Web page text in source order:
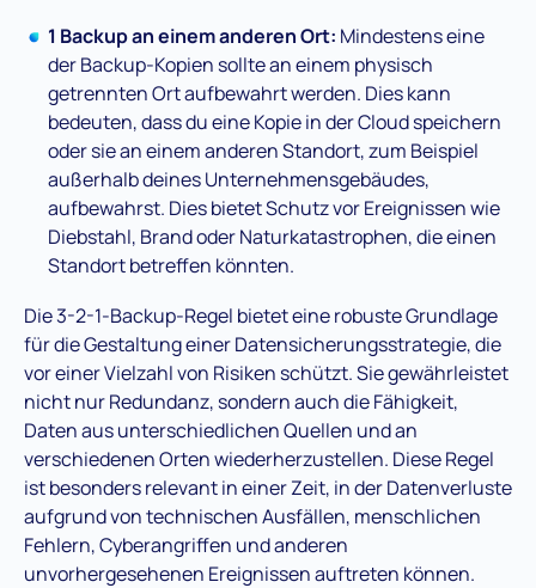
1 Backup an einem anderen Ort: Mindestens eine
der Backup-Kopien sollte an einem physisch
getrennten Ort aufbewahrt werden. Dies kann
bedeuten, dass du eine Kopie in der Cloud speichern
oder sie an einem anderen Standort, zum Beispiel
außerhalb deines Unternehmensgebäudes,
aufbewahrst. Dies bietet Schutz vor Ereignissen wie
Diebstahl, Brand oder Naturkatastrophen, die einen
Standort betreffen könnten.
Die 3-2-1-Backup-Regel bietet eine robuste Grundlage
für die Gestaltung einer Datensicherungsstrategie, die
vor einer Vielzahl von Risiken schützt. Sie gewährleistet
nicht nur Redundanz, sondern auch die Fähigkeit,
Daten aus unterschiedlichen Quellen und an
verschiedenen Orten wiederherzustellen. Diese Regel
ist besonders relevant in einer Zeit, in der Datenverluste
aufgrund von technischen Ausfällen, menschlichen
Fehlern, Cyberangriffen und anderen
unvorhergesehenen Ereignissen auftreten können.